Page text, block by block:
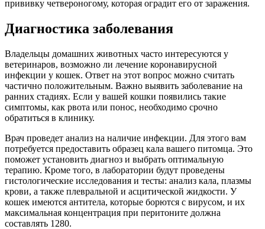
прививку четвероногому, которая оградит его от заражения.
Диагностика заболевания
Владельцы домашних животных часто интересуются у
ветеринаров, возможно ли лечение коронавирусной
инфекции у кошек. Ответ на этот вопрос можно считать
частично положительным. Важно выявить заболевание на
ранних стадиях. Если у вашей кошки появились такие
симптомы, как рвота или понос, необходимо срочно
обратиться в клинику.
Врач проведет анализ на наличие инфекции. Для этого вам
потребуется предоставить образец кала вашего питомца. Это
поможет установить диагноз и выбрать оптимальную
терапию. Кроме того, в лаборатории будут проведены
гистологические исследования и тесты: анализ кала, плазмы
крови, а также плевральной и асцитической жидкости. У
кошек имеются антитела, которые борются с вирусом, и их
максимальная концентрация при перитоните должна
составлять 1280.